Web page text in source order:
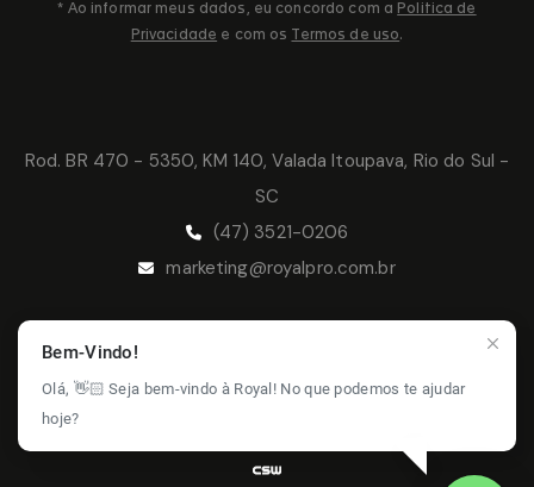
Rod. BR 470 - 5350, KM 140, Valada Itoupava, Rio do Sul -
SC
(47) 3521-0206
marketing@royalpro.com.br
* Ao informar meus dados, eu concordo com a Politica de
Privacidade e com os Termos de uso.
© 2026 Royal Pro - Todos os direitos
reservados.Política de Privacidade -
Termos de Uso -
Bem-Vindo!
Olá, 👋🏻 Seja bem-vindo à Royal! No que podemos te ajudar
hoje?